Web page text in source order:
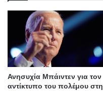
Ανησυχία Μπάιντεν για τον
αντίκτυπο του πολέμου στη